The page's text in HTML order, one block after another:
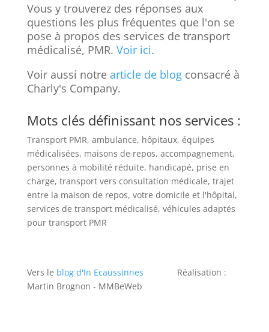
Vous y trouverez des réponses aux
questions les plus fréquentes que l'on se
pose à propos des services de transport
médicalisé, PMR. Voir ici.
Voir aussi notre article de blogconsacré à
Charly's Company.
Mots clés définissant nos services :
Transport PMR, ambulance, hôpitaux, équipes
médicalisées, maisons de repos, accompagnement,
personnes à mobilité réduite, handicapé, prise en
charge, transport vers consultation médicale, trajet
entre la maison de repos, votre domicile et l'hôpital,
services de transport médicalisé, véhicules adaptés
pour transport PMR
Vers le blog d'In Ecaussinnes Réalisation :
Martin Brognon - MMBeWeb